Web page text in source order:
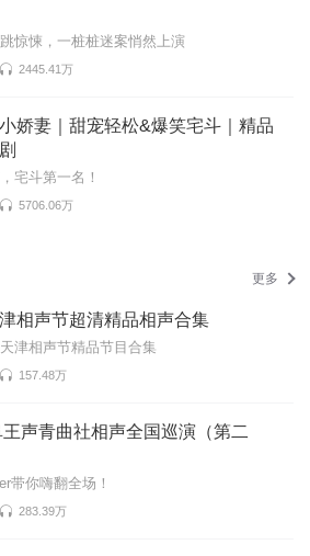
惊悚，一桩桩迷案悄然上演
2445.41万
娇妻｜甜宠轻松&爆笑宅斗｜精品
宅斗第一名！
5706.06万
更多
相声节超清精品相声合集
津相声节精品节目合集
157.48万
声青曲社相声全国巡演（第二
带你嗨翻全场！
283.39万